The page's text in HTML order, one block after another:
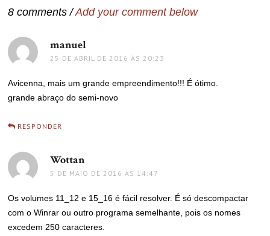
8 comments /Add your comment below
manuel
25 DE ABRIL DE 2016 ÀS 20:23
Avicenna, mais um grande empreendimento!!! É ótimo.
grande abraço do semi-novo
RESPONDER
Wottan
5 DE MAIO DE 2016 ÀS 14:47
Os volumes 11_12 e 15_16 é fácil resolver. É só descompactar
com o Winrar ou outro programa semelhante, pois os nomes
excedem 250 caracteres.